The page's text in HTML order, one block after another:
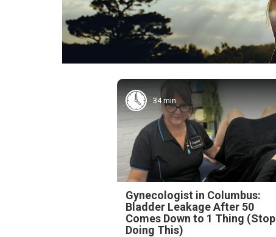
34 min
Gynecologist in Columbus:
Bladder Leakage After 50
Comes Down to 1 Thing (Stop
Doing This)